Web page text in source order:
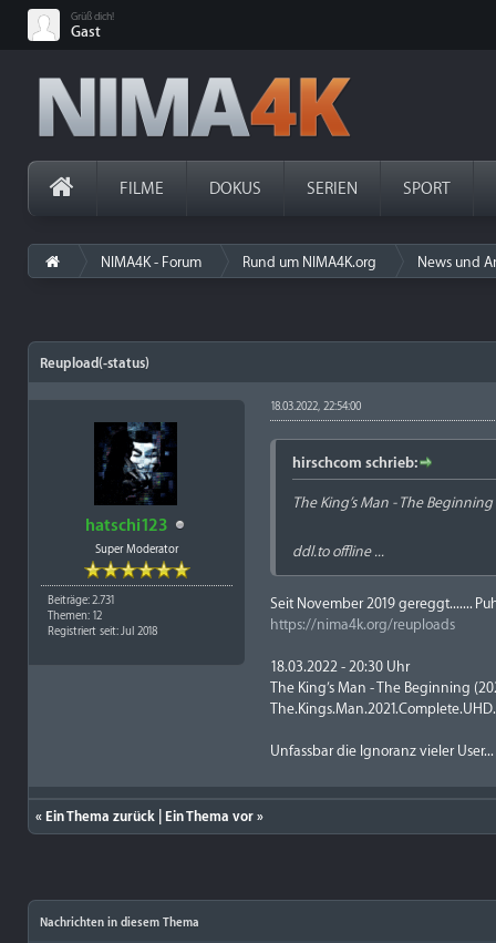
Grüß dich!
Gast
FILME DOKUS SERIEN SPORT
NIMA4K - Forum Rund um NIMA4K.org News und
Reupload(-status)
hatschi123
Super Moderator
Beiträge: 2.731
Themen: 12
Registriert seit: Jul 2018
18.03.2022, 22:54:00
hirschcom schrieb:
The King’s Man - The
ddl.to offline ...
Seit November 2019 gereggt.......
https://nima4k.org/reuploads
18.03.2022 - 20:30 Uhr
The King’s Man - The Beginning
Unfassbar die Ignoranz vieler
« Ein Thema zurück Ein Thema vor »
Nachrichten in diesem Thema